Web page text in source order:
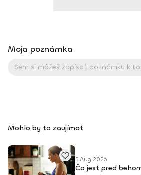
Moja poznámka
Mohlo by ťa zaujímať
5 Aug 2026
Čo jesť pred